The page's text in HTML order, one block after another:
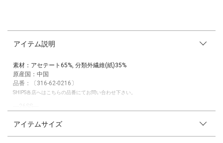
アイテム説明
素材：アセテート65%, 分類外繊維(紙)35%
原産国：中国
品番：〔316-62-0216〕
SHIPS各店へはこちらの品番にてお問い合わせ下さい。
盛夏まで長く着られるペーパーアセテート素材のニットプルオーバー
アイテムサイズ